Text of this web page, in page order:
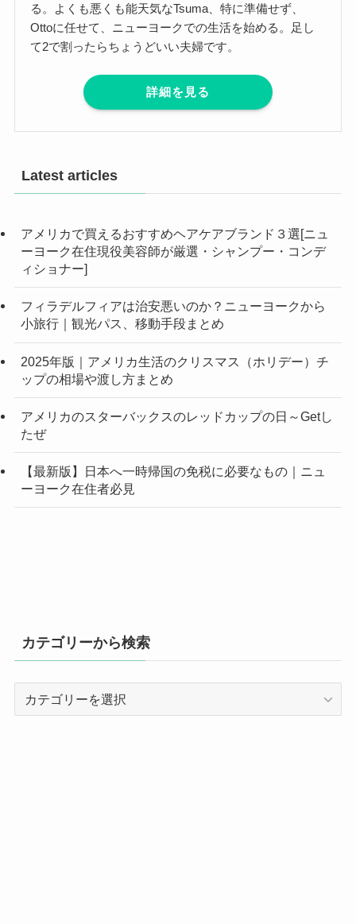
る。よくも悪くも能天気なTsuma、特に準備せず、
Ottoに任せて、ニューヨークでの生活を始める。足し
て2で割ったらちょうどいい夫婦です。
詳細を見る
Latest articles
アメリカで買えるおすすめヘアケアブランド３選[ニュ
ーヨーク在住現役美容師が厳選・シャンプー・コンデ
ィショナー]
フィラデルフィアは治安悪いのか？ニューヨークから
小旅行｜観光パス、移動手段まとめ
2025年版｜アメリカ生活のクリスマス（ホリデー）チ
ップの相場や渡し方まとめ
アメリカのスターバックスのレッドカップの日～Getし
たぜ
【最新版】日本へ一時帰国の免税に必要なもの｜ニュ
ーヨーク在住者必見
カテゴリーから検索